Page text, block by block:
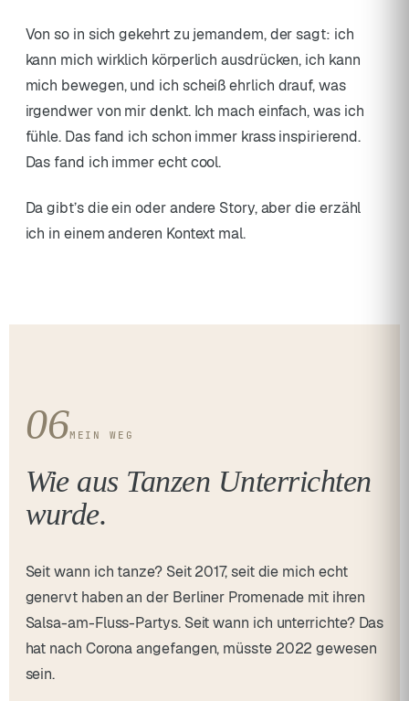
Von so in sich gekehrt zu jemandem, der sagt: ich
kann mich wirklich körperlich ausdrücken, ich kann
mich bewegen, und ich scheiß ehrlich drauf, was
irgendwer von mir denkt. Ich mach einfach, was ich
fühle. Das fand ich schon immer krass inspirierend.
Das fand ich immer echt cool.
Da gibt’s die ein oder andere Story, aber die erzähl
ich in einem anderen Kontext mal.
06MEIN WEG
Wie aus Tanzen Unterrichten
wurde.
Seit wann ich tanze? Seit 2017, seit die mich echt
genervt haben an der Berliner Promenade mit ihren
Salsa-am-Fluss-Partys. Seit wann ich unterrichte? Das
hat nach Corona angefangen, müsste 2022 gewesen
sein.